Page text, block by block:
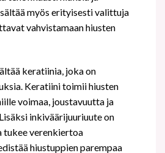
myös erityisesti valittuja
vahvistamaan hiusten
keratiinia, joka on
Keratiini toimii hiusten
voimaa, joustavuutta ja
inkiväärijuuriuute on
tukee verenkiertoa
hiustuppien parempaa